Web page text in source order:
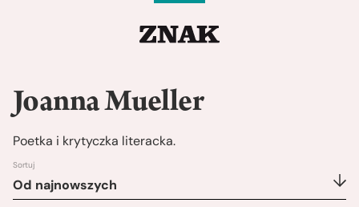
Joanna Mueller
Poetka i krytyczka literacka.
Sortuj
Od najnowszych